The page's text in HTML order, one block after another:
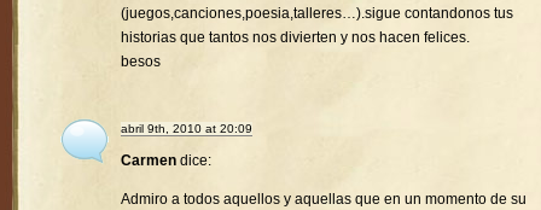
(juegos,canciones,poesia,talleres…).sigue contandonos tus
historias que tantos nos divierten y nos hacen felices.
besos
abril 9th, 2010 at 20:09
Carmen dice:
Admiro a todos aquellos y aquellas que en un momento de su